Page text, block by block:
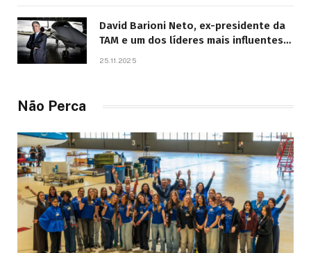
David Barioni Neto, ex-presidente da
TAM e um dos líderes mais influentes
25.11.2025
Não Perca